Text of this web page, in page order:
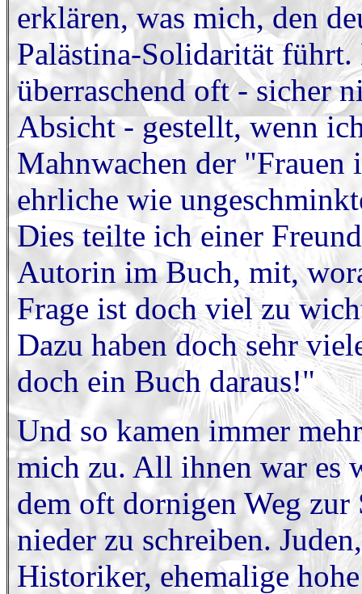
erklären, was mich, den
Palästina-Solidarität
überraschend oft - sicher
Absicht - gestellt, wenn
Mahnwachen der "Frauen
ehrliche wie
Dies teilte ich einer
Autorin im Buch, mit,
Frage ist doch viel zu
Dazu haben doch sehr
doch ein Buch daraus!"
Und so kamen immer
mich zu. All ihnen war es
dem oft dornigen Weg
nieder zu schreiben.
Historiker, ehemalige